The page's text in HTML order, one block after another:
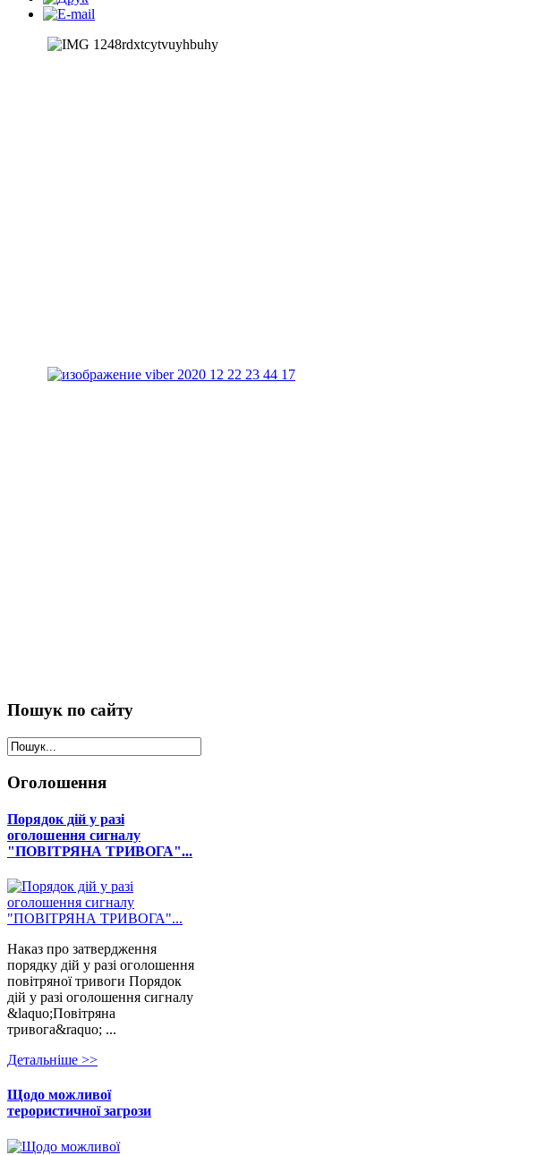
Пошук по сайту
Оголошення
Порядок дій у разі
оголошення сигналу
"ПОВІТРЯНА ТРИВОГА"...
Наказ про затвердження
порядку дій у разі оголошення
повітряної тривоги Порядок
дій у разі оголошення сигналу
&laquo;Повітряна
тривога&raquo; ...
Детальнiше >>
Щодо можливої
терористичної загрози